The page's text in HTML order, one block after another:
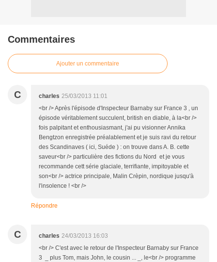
Commentaires
Ajouter un commentaire
C charles 25/03/2013 11:01
<br /> Après l'épisode d'Inspecteur Barnaby sur France 3 , un
épisode véritablement succulent, british en diable, à la<br />
fois palpitant et enthousiasmant, j'ai pu visionner Annika
Bengtzon enregistrée préalablement et je suis ravi du retour
des Scandinaves ( ici, Suéde ) : on trouve dans A. B. cette
saveur<br /> particulière des fictions du Nord et je vous
recommande cett série glaciale, terrifiante, impitoyable et
son<br /> actrice principale, Malin Crèpin, nordique jusqu'à
l'insolence ! <br />
Répondre
C charles 24/03/2013 16:03
<br /> C'est avec le retour de l'Inspecteur Barnaby sur France
3 _ plus Tom, mais John, le cousin ... _, le<br /> programme